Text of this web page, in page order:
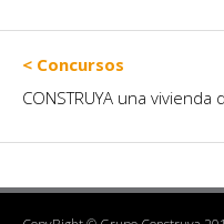
< Concursos
CONSTRUYA una vivienda